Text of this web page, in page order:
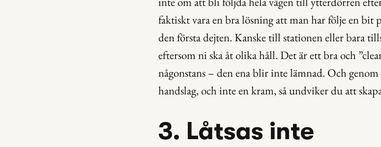
faktiskt vara en bra lösning att man har följe en bit
den första dejten. Kanske till stationen eller bara
eftersom ni ska åt olika håll. Det är ett bra och
någonstans – den ena blir inte lämnad. Och genom
handslag, och inte en kram, så undviker du att
3. Låtsas inte